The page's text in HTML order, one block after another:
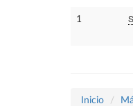
1
Inicio